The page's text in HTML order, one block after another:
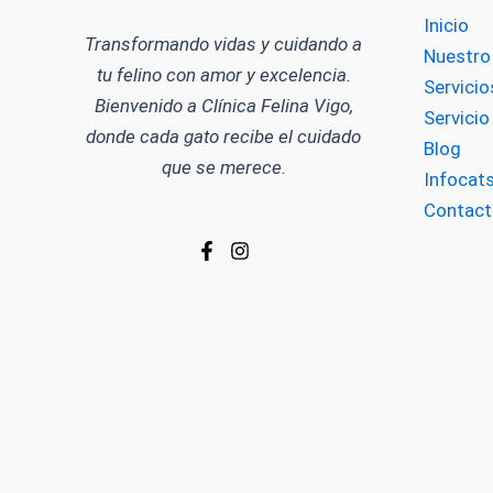
Transformando vidas y cuidando a
tu felino con amor y excelencia.
Bienvenido a Clínica Felina Vigo,
donde cada gato recibe el cuidado
que se merece.
Inicio
Blog